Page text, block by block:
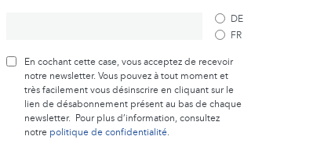
DE
FR
En cochant cette case, vous acceptez de recevoir
notre newsletter. Vous pouvez à tout moment et
très facilement vous désinscrire en cliquant sur le
lien de désabonnement présent au bas de chaque
newsletter. Pour plus d’information, consultez
notre politique de confidentialité.